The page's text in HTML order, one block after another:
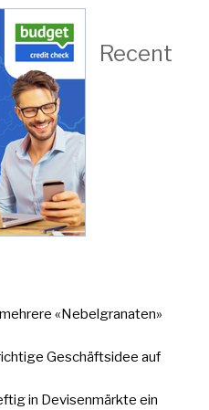
Recent
«Nebelgranaten»
Geschäftsidee auf
in Devisenmärkte ein